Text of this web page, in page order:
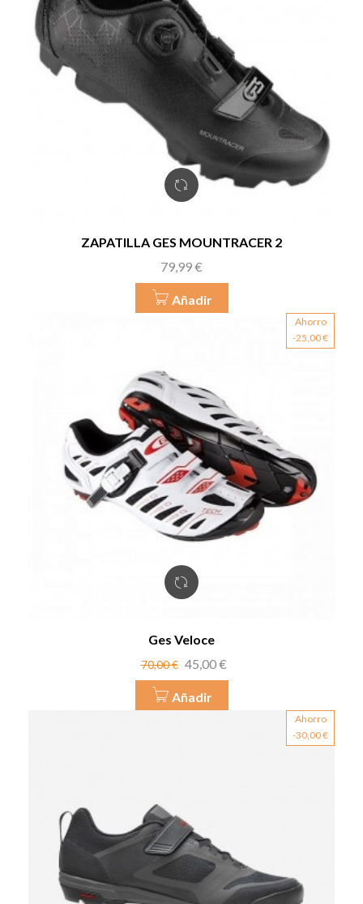
ZAPATILLA GES MOUNTRACER 2
Precio
79,99 €
Añadir
Ahorro
-25,00 €
Ges Veloce
Precio
base
70,00 € Precio
45,00 €
Añadir
Ahorro
-30,00 €